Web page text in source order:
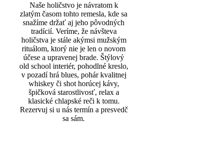
Naše holičstvo je návratom k
zlatým časom tohto remesla, kde sa
snažíme držať aj jeho pôvodných
tradícií. Veríme, že návšteva
holičstva je stále akýmsi mužským
rituálom, ktorý nie je len o novom
účese a upravenej brade. Štýlový
old school interiér, pohodlné kreslo,
v pozadí hrá blues, pohár kvalitnej
whiskey či shot horúcej kávy,
špičková starostlivosť, relax a
klasické chlapské reči k tomu.
Rezervuj si u nás termín a presvedč
sa sám.